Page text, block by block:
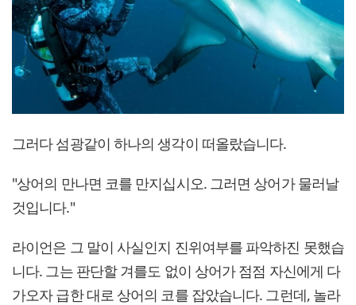
그러다 섬광같이 하나의 생각이 떠올랐습니다.
"상어의 만나면 코를 만지십시오. 그러면 상어가 물러날
것입니다."
라이언은 그 말이 사실인지 진위여부를 파악하진 못했습
니다. 그는 판단할 겨를도 없이 상어가 점점 자신에게 다
가오자 급한 대로 상어의 코를 잡았습니다. 그런데, 놀라